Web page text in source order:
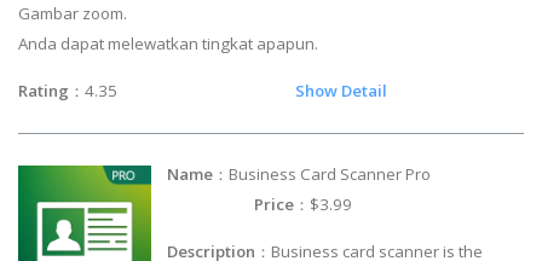
Gambar zoom.
Anda dapat melewatkan tingkat apapun.
Rating ：4.35 Show Detail
Name ：Business Card Scanner Pro
Price ：$3.99
Description ：Business card scanner is the